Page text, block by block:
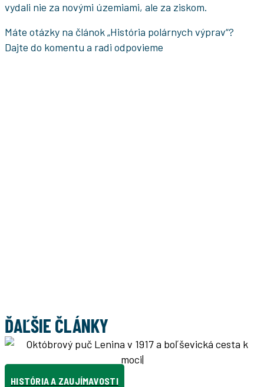
vydali nie za novými územiami, ale za ziskom.
Máte otázky na článok „História polárnych výprav“?
Dajte do komentu a radi odpovieme
ĎAĽŠIE ČLÁNKY
HISTÓRIA A ZAUJÍMAVOSTI